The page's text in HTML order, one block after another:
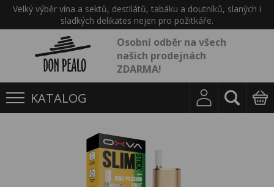
Velký výběr vína a sektů, destilátů, tabáku a doutníků, slaných i
sladkých delikates nejen pro požitkáře.
Osobní odběr na všech
našich prodejnách
ZDARMA!
KATALOG